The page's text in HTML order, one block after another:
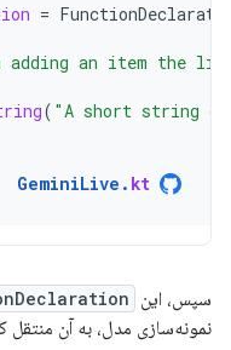
=
adding an item the
( "A short string
GeminiLive . kt
سپس، این
نمونه‌سازی مدل، به آن منتقل